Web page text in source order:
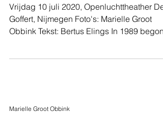
Vrijdag 10 juli 2020, Openluchttheather De
Goffert, Nijmegen Foto's: Marielle Groot
Obbink Tekst: Bertus Elings In 1989 begon
Marielle Groot Obbink